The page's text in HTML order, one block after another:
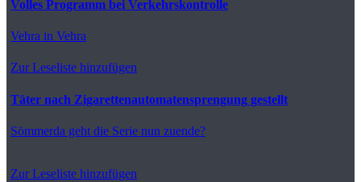
Volles Programm bei Verkehrskontrolle
Vehra in Vehra
Zur Leseliste hinzufügen
Täter nach Zigarettenautomatensprengung gestellt
Sömmerda geht die Serie nun zuende?
Zur Leseliste hinzufügen